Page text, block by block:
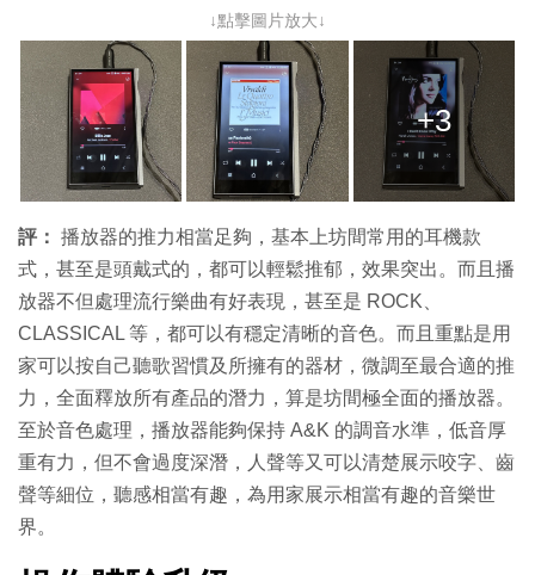
↓點擊圖片放大↓
+3
評： 播放器的推力相當足夠，基本上坊間常用的耳機款
式，甚至是頭戴式的，都可以輕鬆推郁，效果突出。而且播
放器不但處理流行樂曲有好表現，甚至是 ROCK、
CLASSICAL 等，都可以有穩定清晰的音色。而且重點是用
家可以按自己聽歌習慣及所擁有的器材，微調至最合適的推
力，全面釋放所有產品的潛力，算是坊間極全面的播放器。
至於音色處理，播放器能夠保持 A&K 的調音水準，低音厚
重有力，但不會過度深潛，人聲等又可以清楚展示咬字、齒
聲等細位，聽感相當有趣，為用家展示相當有趣的音樂世
界。